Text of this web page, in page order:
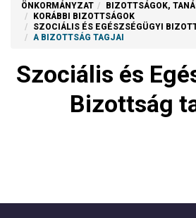
ÖNKORMÁNYZAT
BIZOTTSÁGOK,
KORÁBBI BIZOTTSÁGOK
SZOCIÁLIS ÉS EGÉSZSÉGÜGYI
A BIZOTTSÁG TAGJAI
Szociális és
Bizottság